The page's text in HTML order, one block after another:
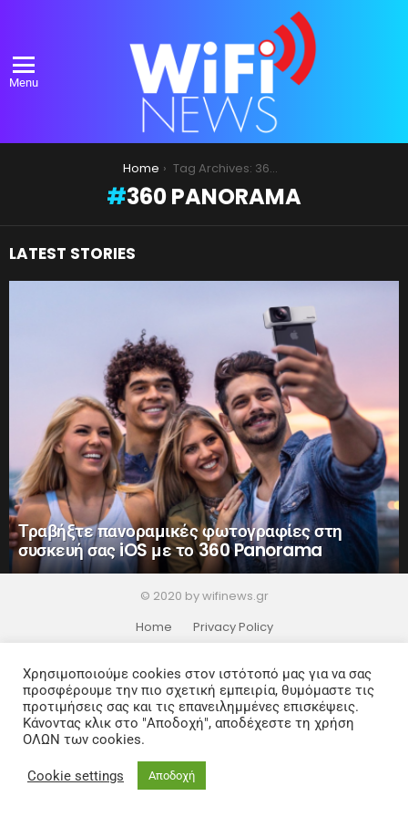
Menu
Home Tag Archives: 360 Panorama
360 PANORAMA
LATEST STORIES
Τραβήξτε πανοραμικές φωτογραφίες στη
συσκευή σας iOS με το 360 Panorama
© 2020 by wifinews.gr
Home
Privacy Policy
Χρησιμοποιούμε cookies στον ιστότοπό μας για να σας
προσφέρουμε την πιο σχετική εμπειρία, θυμόμαστε τις
προτιμήσεις σας και τις επανειλημμένες επισκέψεις.
Κάνοντας κλικ στο "Αποδοχή", αποδέχεστε τη χρήση
ΟΛΩΝ των cookies.
Cookie settings Αποδοχή